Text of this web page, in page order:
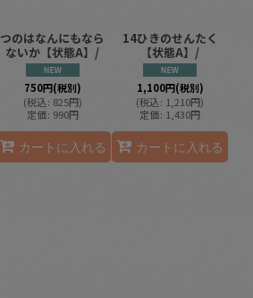
つのはなんにもなら
ないか【状態A】/
750円(税別)
(税込: 825円)
定価: 990円
カートに入れる
14ひきのせんたく
【状態A】/
1,100円(税別)
(税込: 1,210円)
定価: 1,430円
カートに入れる